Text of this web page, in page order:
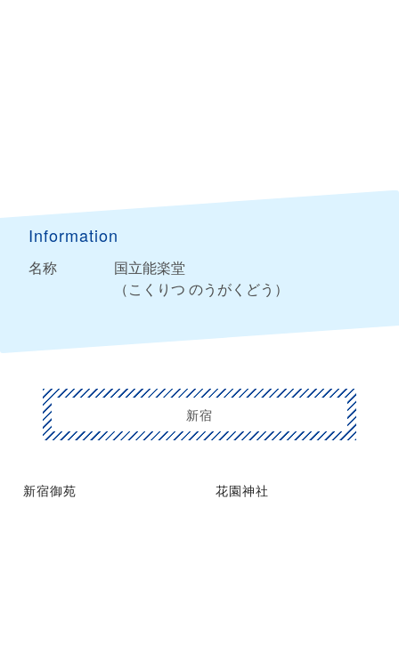
Information
名称
国立能楽堂
（こくりつ のうがくどう）
新宿
新宿御苑 花園神社